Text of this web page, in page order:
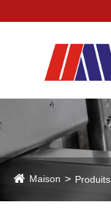
Maison